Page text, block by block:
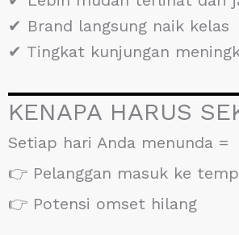
✔ Brand langsung naik kelas
✔ Tingkat kunjungan
KENAPA HARUS
Setiap hari Anda menunda =
👉 Pelanggan masuk ke
👉 Potensi omset hilang